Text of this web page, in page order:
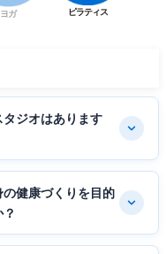
ヨガ ピラティス
ジオはあります
健康づくりを目的